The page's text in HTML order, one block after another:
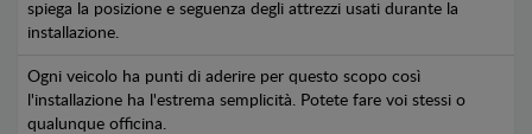
spiega la posizione e seguenza degli attrezzi usati durante la
installazione.
Ogni veicolo ha punti di aderire per questo scopo così
l'installazione ha l'estrema semplicità. Potete fare voi stessi o
qualunque officina.